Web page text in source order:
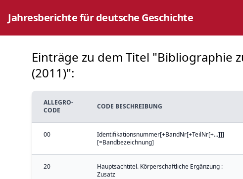
Jahresberichte für deutsche Geschichte
Einträge zu dem Titel "Bibliographie
(2011)":
ALLEGRO-
CODE
CODE BESCHREIBUNG
00
Identifikationsnummer[+BandNr[+TeilNr[+...]]]
[=Bandbezeichnung]
20
Hauptsachtitel. Körperschaftliche Ergänzung :
Zusatz